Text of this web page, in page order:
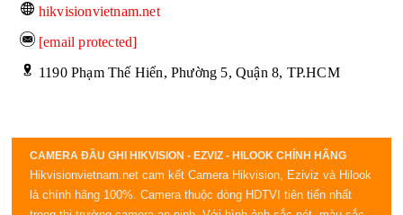
CAMERA ĐẦU GHI HIKVISION - EZVIZ - HILOOK CHÍNH HÃNG
Hikvisionvietnam.net cam kết Camera Hikvision, Eziviz và Hilook
là chính hãng 100%. Camera thuộc dòng HDTVI tiên tiến nhất
hikvisionvietnam.net
[email protected]
1190 Phạm Thế Hiển, Phường 5, Quận 8, TP.HCM